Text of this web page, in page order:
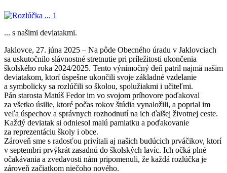
... s našimi deviatakmi.
Jaklovce, 27. júna 2025 – Na pôde Obecného úradu v Jaklovciach
sa uskutočnilo slávnostné stretnutie pri príležitosti ukončenia
školského roka 2024/2025. Tento výnimočný deň patril najmä našim
deviatakom, ktorí úspešne ukončili svoje základné vzdelanie
a symbolicky sa rozlúčili so školou, spolužiakmi i učiteľmi.
Pán starosta Matúš Fedor im vo svojom príhovore poďakoval
za všetko úsilie, ktoré počas rokov štúdia vynaložili, a poprial im
veľa úspechov a správnych rozhodnutí na ich ďalšej životnej ceste.
Každý deviatak si odniesol malú pamiatku a poďakovanie
za reprezentáciu školy i obce.
Zároveň sme s radosťou privítali aj našich budúcich prváčikov, ktorí
v septembri prvýkrát zasadnú do školských lavíc. Ich očká plné
očakávania a zvedavosti nám pripomenuli, že každá rozlúčka je
zároveň začiatkom niečoho nového.